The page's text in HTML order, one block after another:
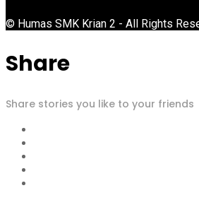
© Humas SMK Krian 2 - All Rights
Share
Share stories you like to your friends